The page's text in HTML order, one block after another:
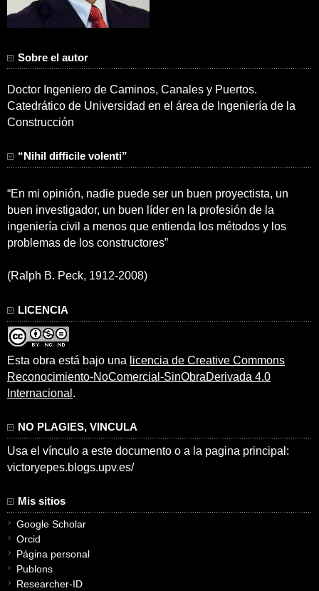
Sobre el autor
Doctor Ingeniero de Caminos, Canales y Puertos.
Catedrático de Universidad en el área de Ingeniería de la
Construcción
“Nihil difficile volenti”
“En mi opinión, nadie puede ser un buen proyectista, un
buen investigador, un buen líder en la profesión de la
ingeniería civil a menos que entienda los métodos y los
problemas de los constructores”
(Ralph B. Peck, 1912-2008)
LICENCIA
Esta obra está bajo una licencia de Creative Commons
Reconocimiento-NoComercial-SinObraDerivada 4.0
Internacional .
NO PLAGIES, VINCULA
Usa el vínculo a este documento o a la pagina principal:
victoryepes.blogs.upv.es/
Mis sitios
Google Scholar
Orcid
Página personal
Publons
Researcher-ID